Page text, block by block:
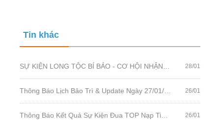
Tin khác
28/01
26/01
26/01